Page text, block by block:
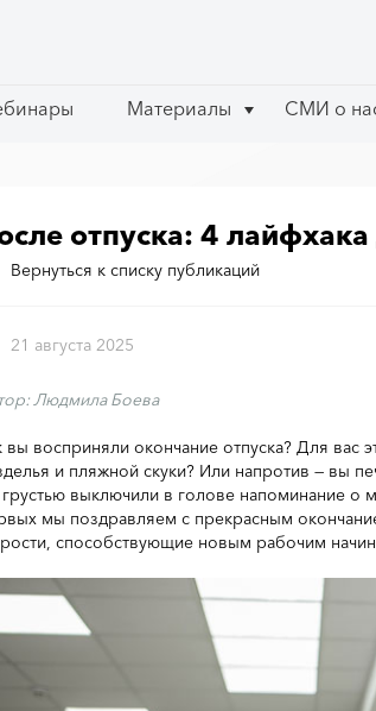
Материалы СМИ о
Материалы СМИ о
отпуска: 4
Вернуться к списку публикаций
21 августа 2025
Людмила Боева
вы восприняли окончание отпуска? Для вас
и пляжной скуки? Или напротив — вы
грустью выключили в голове напоминание
мы поздравляем с прекрасным
способствующие новым рабочим